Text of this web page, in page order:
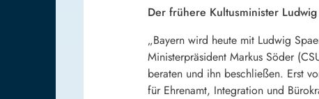
Der frühere Kultusminister
„Bayern wird heute mit Ludwig
Ministerpräsident Markus Söder
beraten und ihn beschließen. Erst
für Ehrenamt, Integration und